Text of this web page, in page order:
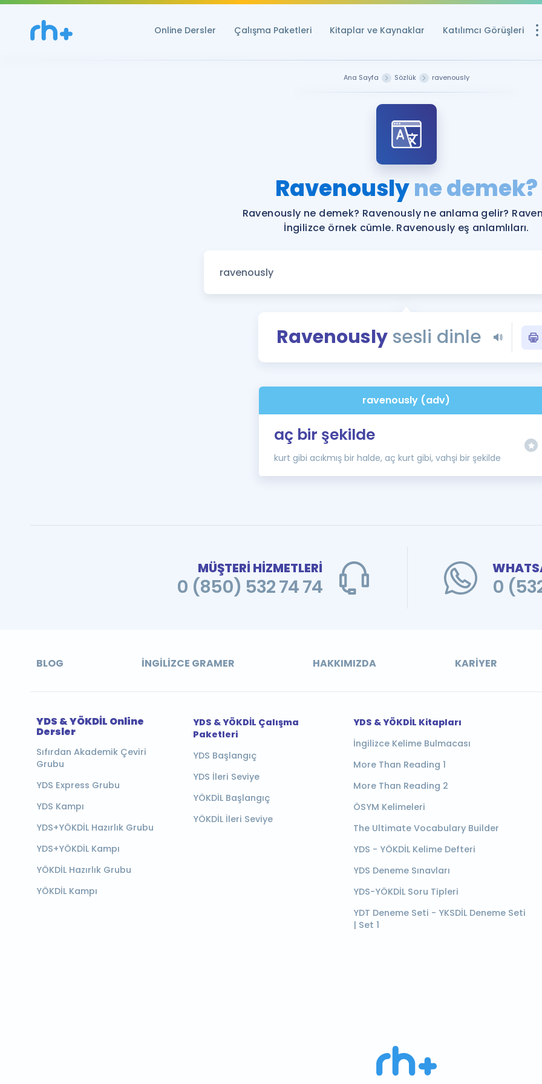
Online Dersler Çalışma Paketleri Kitaplar ve Kaynaklar Katılımcı Görüşleri
Ücretsiz
YDS ve YÖKDİL
YDS ve YÖKDİL'e
Tüm ÖSYM
Blog
YDS - YÖKDİL
İngilizce
Ana Sayfa Sözlük ravenously
Ravenouslyne demek?
Ravenously ne demek? Ravenously ne anlama gelir?
İngilizce örnek cümle. Ravenously eş anlamlıları.
Ravenouslysesli dinle
ravenously (adv)
aç bir şekilde
kurt gibi acıkmış bir halde, aç kurt gibi, vahşi bir şekilde
MÜŞTERİ HİZMETLERİ
0 (850) 532 74 74 0
BLOG İNGILIZCE GRAMER HAKKIMIZDA KARIYER
YDS & YÖKDİL Online
Dersler
Sıfırdan Akademik Çeviri
Grubu
YDS Express Grubu
YDS Kampı
YDS+YÖKDİL Hazırlık Grubu
YDS+YÖKDİL Kampı
YÖKDİL Hazırlık Grubu
YÖKDİL Kampı
YDS & YÖKDİL Çalışma
Paketleri
YDS Başlangıç
YDS İleri Seviye
YÖKDİL Başlangıç
YÖKDİL İleri Seviye
YDS & YÖKDİL Kitapları
İngilizce Kelime Bulmacası
More Than Reading 1
More Than Reading 2
ÖSYM Kelimeleri
The Ultimate Vocabulary Builder
YDS - YÖKDİL Kelime Defteri
YDS Deneme Sınavları
YDS-YÖKDİL Soru Tipleri
YDT Deneme Seti - YKSDİL Deneme Seti
| Set 1